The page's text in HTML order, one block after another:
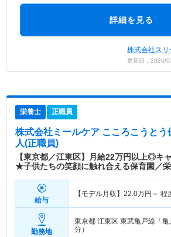
詳細を見る
株式会社ス
更新日：2026/
栄養士 正職員
株式会社ミールケア こころこうとう
人(正職員)
【東京都／江東区】月給22万円以上◎キ
★子供たちの笑顔に触れ合える保育園／
給与
【モデル月収】 22.0万円～ 程
勤務地
東京都 江東区 東武亀戸線「
分）